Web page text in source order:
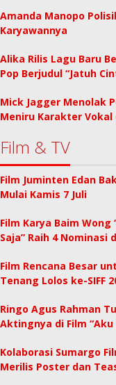
Amanda Manopo
Karyawannya
Alika Rilis Lagu Baru
Pop Berjudul “Jatuh
Mick Jagger Menolak
Meniru Karakter
Film & TV
Film Juminten Edan
Mulai Kamis 7 Juli
Film Karya Baim Wong
Saja” Raih 4 Nominasi
Film Rencana Besar
Tenang Lolos ke-SIFF
Ringo Agus Rahman
Aktingnya di Film
Kolaborasi Sumargo
Merilis Poster dan